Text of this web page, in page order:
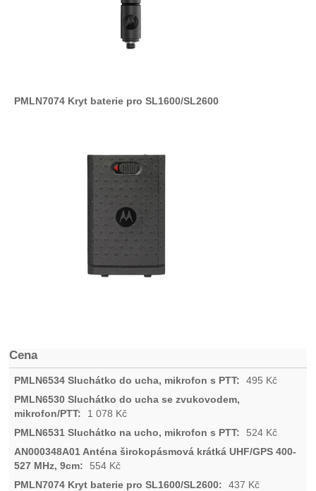
Cena
495 Kč
1 078 Kč
524 Kč
554 Kč
437 Kč